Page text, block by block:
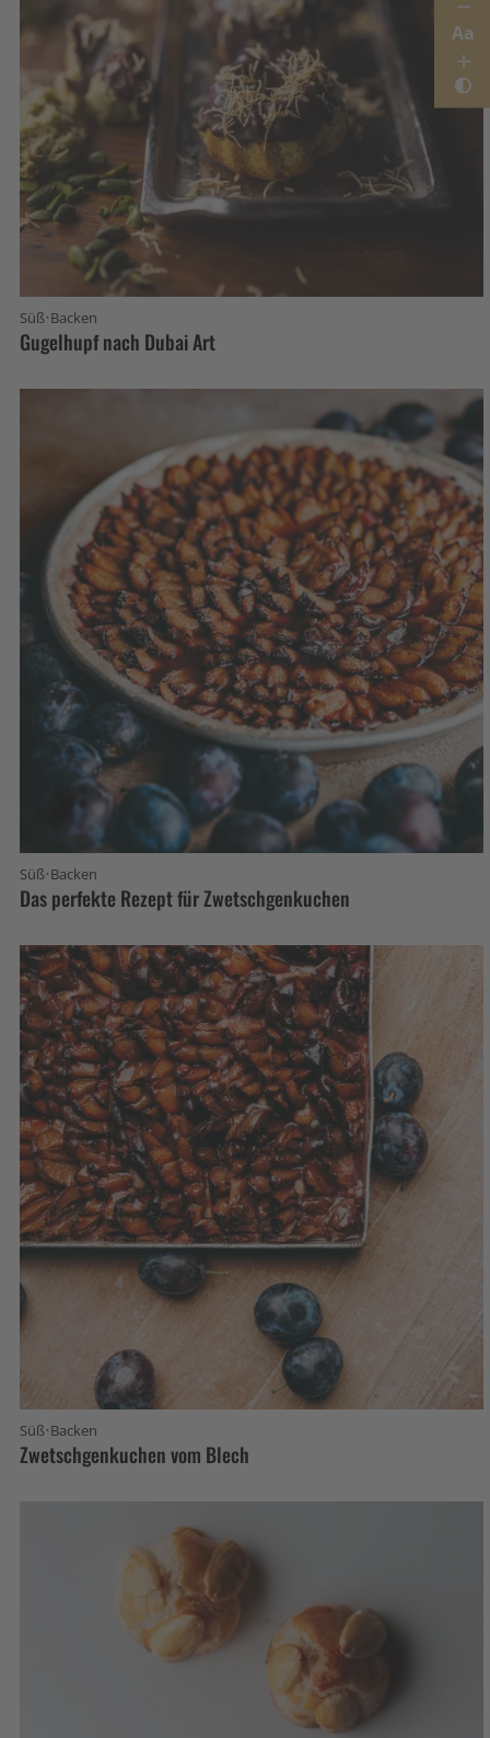
Aa
Süß·Backen
Gugelhupf nach Dubai Art
Süß·Backen
Das perfekte Rezept für Zwetschgenkuchen
Süß·Backen
Zwetschgenkuchen vom Blech